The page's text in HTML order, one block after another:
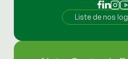
Liste de nos